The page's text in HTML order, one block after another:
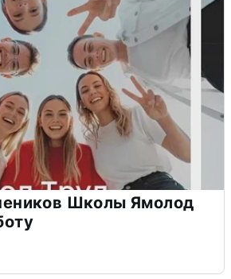
Школы Ямолод